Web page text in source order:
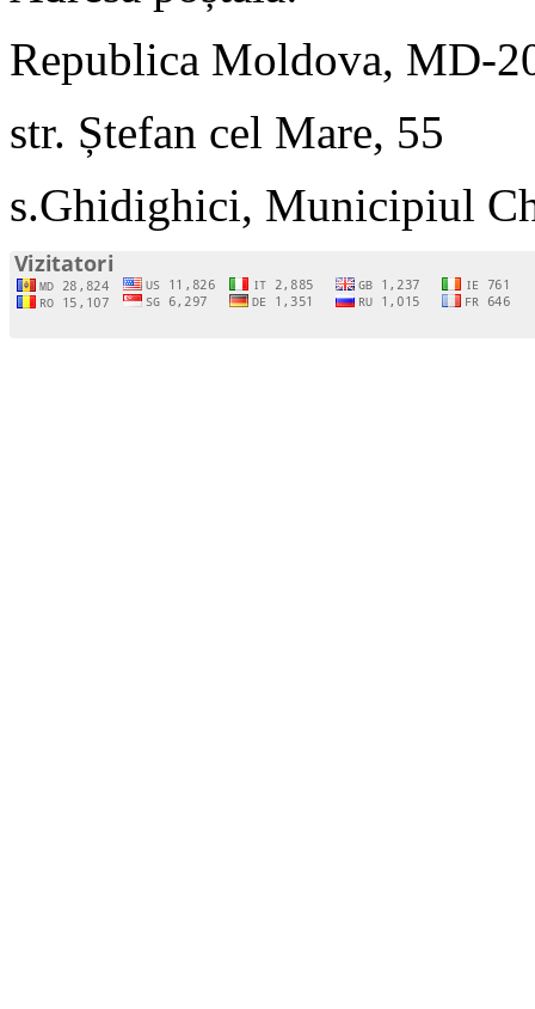
Republica Moldova, MD-
str. Ștefan cel Mare, 55
s.Ghidighici, Municipiul